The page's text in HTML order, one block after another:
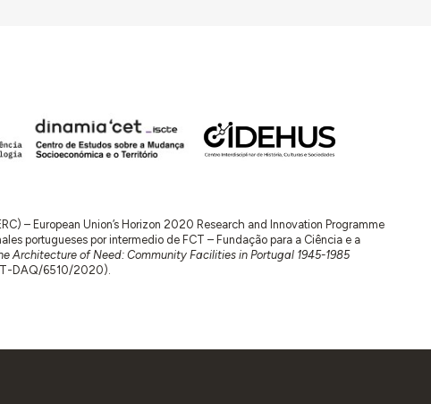
– European Union’s Horizon 2020 Research and Innovation Programme
portugueses por intermedio de FCT – Fundação para a Ciência e a
Architecture of Need: Community Facilities in Portugal 1945-1985
DAQ/6510/2020).